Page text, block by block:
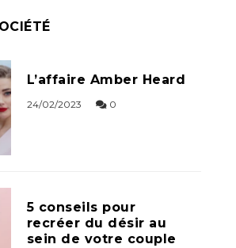
L’affaire Amber Heard
24/02/2023 0
5 conseils pour
recréer du désir au
sein de votre couple